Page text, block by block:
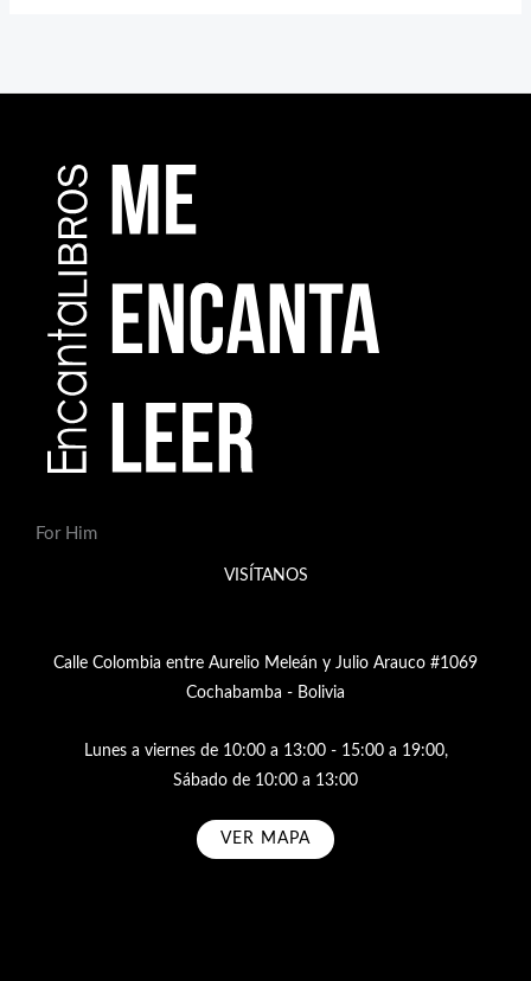
For Him
VISÍTANOS
Calle Colombia entre Aurelio Meleán y Julio Arauco #1069
Cochabamba - Bolivia
Lunes a viernes de 10:00 a 13:00 - 15:00 a 19:00,
Sábado de 10:00 a 13:00
VER MAPA